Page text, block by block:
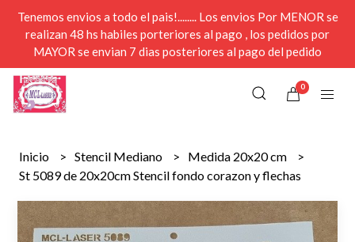
Tenemos envios a todo el pais!........ Los envios Por MENOR se
realizan 48 hs habiles porteriores al pago , los pedidos por
MAYOR se envian 7 dias posteriores al pago del pedido
0
Inicio Stencil Mediano
Medida 20x20 cm
St 5089 de 20x20cm Stencil fondo corazon y flechas